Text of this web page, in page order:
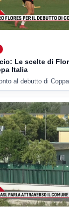
Le scelte di
Italia
al debutto di